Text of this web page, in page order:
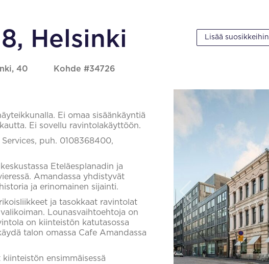
Helsinki
40 Kohde #34726
Lisää suosikkeihin
Ei omaa sisäänkäyntiä
Ei sovellu ravintolakäyttöön.
puh. 0108368400,
Eteläesplanadin ja
Amandassa yhdistyvät
ja erinomainen sijainti.
ja tasokkaat ravintolat
Lounasvaihtoehtoja on
on kiinteistön katutasossa
talon omassa Cafe Amandassa
ensimmäisessä